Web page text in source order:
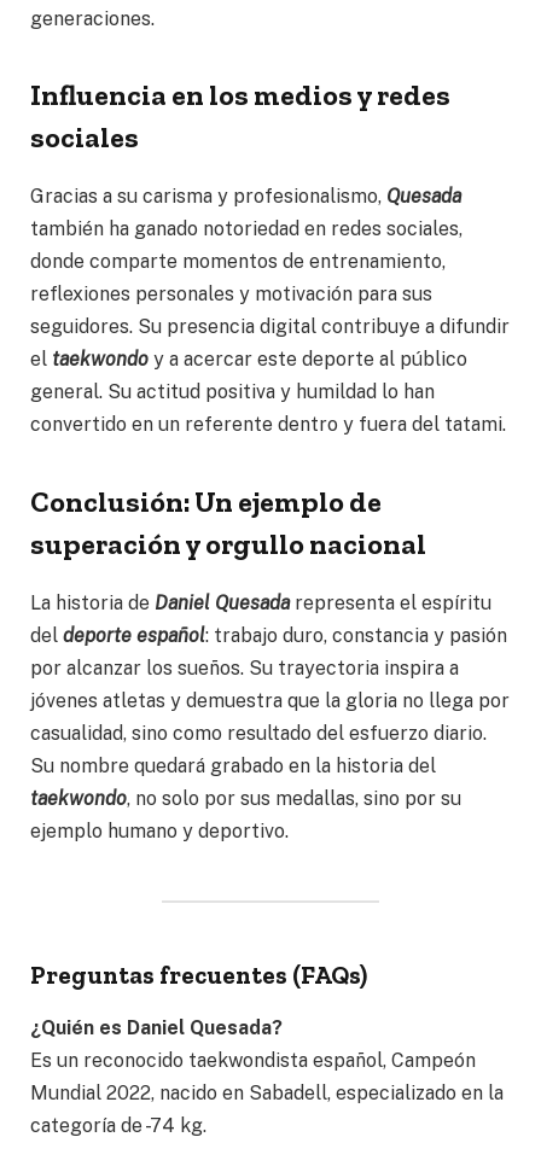
generaciones.
Influencia en los medios y redes
sociales
Gracias a su carisma y profesionalismo, Quesada
también ha ganado notoriedad en redes sociales,
donde comparte momentos de entrenamiento,
reflexiones personales y motivación para sus
seguidores. Su presencia digital contribuye a difundir
el taekwondo y a acercar este deporte al público
general. Su actitud positiva y humildad lo han
convertido en un referente dentro y fuera del tatami.
Conclusión: Un ejemplo de
superación y orgullo nacional
La historia de Daniel Quesadarepresenta el espíritu
del deporte español: trabajo duro, constancia y pasión
por alcanzar los sueños. Su trayectoria inspira a
jóvenes atletas y demuestra que la gloria no llega por
casualidad, sino como resultado del esfuerzo diario.
Su nombre quedará grabado en la historia del
taekwondo, no solo por sus medallas, sino por su
ejemplo humano y deportivo.
Preguntas frecuentes (FAQs)
¿Quién es Daniel Quesada?
Es un reconocido taekwondista español, Campeón
Mundial 2022, nacido en Sabadell, especializado en la
categoría de -74 kg.